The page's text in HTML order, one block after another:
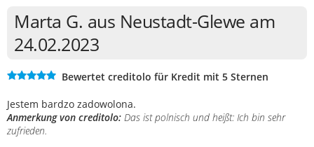
Marta G. aus Neustadt-Glewe am
24.02.2023
Bewertet creditolo für Kredit mit 5 Sternen
Jestem bardzo zadowolona.
Anmerkung von creditolo: Das ist polnisch und heißt: Ich bin sehr
zufrieden.